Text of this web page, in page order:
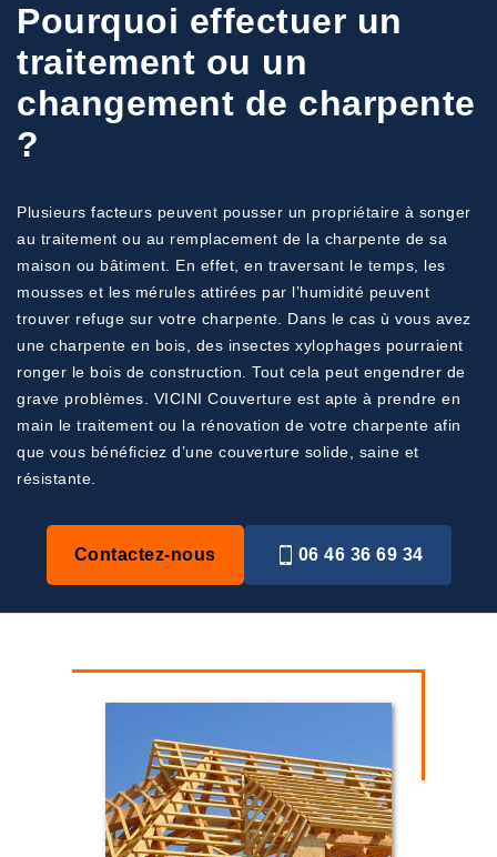
Pourquoi effectuer un
traitement ou un
changement de charpente
?
Plusieurs facteurs peuvent pousser un propriétaire à songer
au traitement ou au remplacement de la charpente de sa
maison ou bâtiment. En effet, en traversant le temps, les
mousses et les mérules attirées par l’humidité peuvent
trouver refuge sur votre charpente. Dans le cas ù vous avez
une charpente en bois, des insectes xylophages pourraient
ronger le bois de construction. Tout cela peut engendrer de
grave problèmes. VICINI Couverture est apte à prendre en
main le traitement ou la rénovation de votre charpente afin
que vous bénéficiez d’une couverture solide, saine et
résistante.
Contactez-nous 06 46 36 69 34